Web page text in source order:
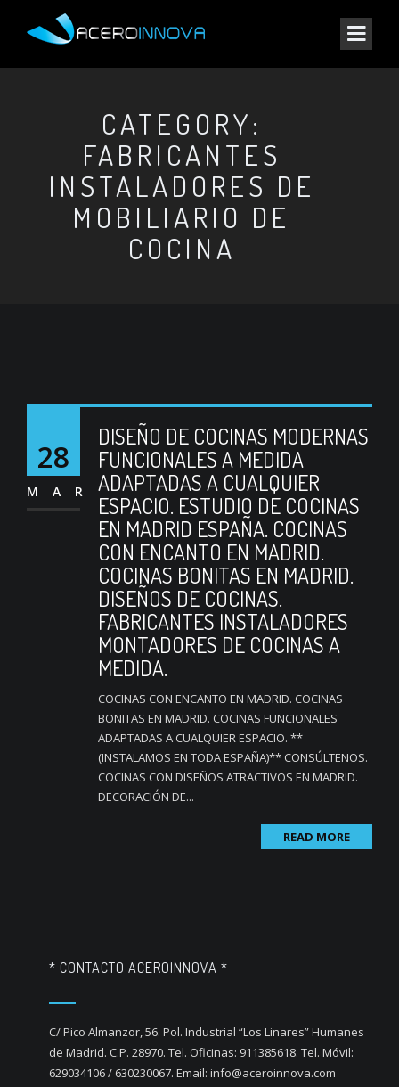
CATEGORY:
FABRICANTES
INSTALADORES DE
MOBILIARIO DE
COCINA
28
MAR
DISEÑO DE COCINAS MODERNAS
FUNCIONALES A MEDIDA
ADAPTADAS A CUALQUIER
ESPACIO. ESTUDIO DE COCINAS
EN MADRID ESPAÑA. COCINAS
CON ENCANTO EN MADRID.
COCINAS BONITAS EN MADRID.
DISEÑOS DE COCINAS.
FABRICANTES INSTALADORES
MONTADORES DE COCINAS A
MEDIDA.
COCINAS CON ENCANTO EN MADRID. COCINAS
BONITAS EN MADRID. COCINAS FUNCIONALES
ADAPTADAS A CUALQUIER ESPACIO. **
(INSTALAMOS EN TODA ESPAÑA)** CONSÚLTENOS.
COCINAS CON DISEÑOS ATRACTIVOS EN MADRID.
DECORACIÓN DE...
READ MORE
* CONTACTO ACEROINNOVA *
C/ Pico Almanzor, 56. Pol. Industrial “Los Linares” Humanes
de Madrid. C.P. 28970. Tel. Oficinas: 911385618. Tel. Móvil:
629034106 / 630230067. Email: info@aceroinnova.com